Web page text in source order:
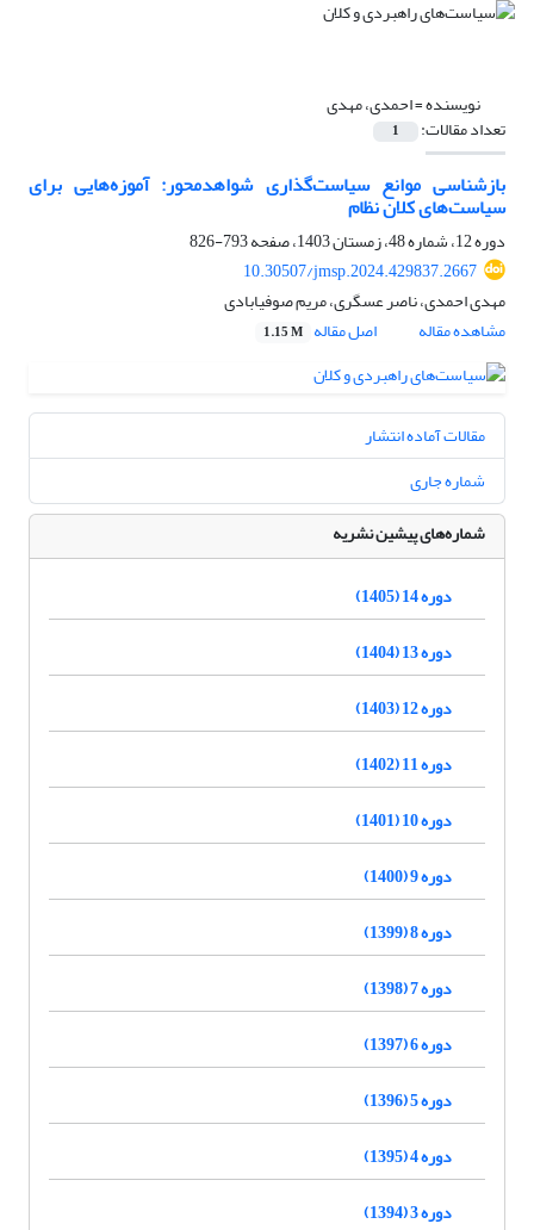
نویسنده =احمدی، مهدی
تعداد مقالات: 1
بازشناسی موانع سیاست‌گذاری شواهدمحور: آموزه‌هایی برای
سیاست‌های کلان نظام
دوره 12، شماره 48، زمستان 1403، صفحه
793-826
10.30507/jmsp.2024.429837.2667
مهدی احمدی، ناصر عسگری، مریم صوفیابادی
مشاهده مقاله
اصل مقاله 1.15 M
مقالات آماده انتشار
شماره جاری
شماره‌های پیشین نشریه
دوره 14 (1405)
دوره 13 (1404)
دوره 12 (1403)
دوره 11 (1402)
دوره 10 (1401)
دوره 9 (1400)
دوره 8 (1399)
دوره 7 (1398)
دوره 6 (1397)
دوره 5 (1396)
دوره 4 (1395)
دوره 3 (1394)